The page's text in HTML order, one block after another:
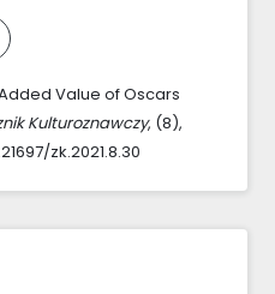
Value of Oscars
Kulturoznawczy, (8),
zk.2021.8.30